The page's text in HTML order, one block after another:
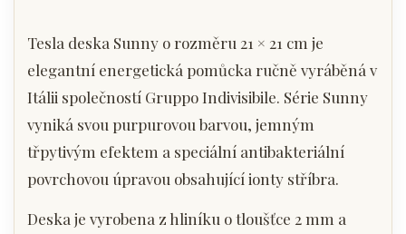
Tesla deska Sunny o rozměru 21 × 21 cm je
elegantní energetická pomůcka ručně vyráběná v
Itálii společností Gruppo Indivisibile. Série Sunny
vyniká svou purpurovou barvou, jemným
třpytivým efektem a speciální antibakteriální
povrchovou úpravou obsahující ionty stříbra.
Deska je vyrobena z hliníku o tloušťce 2 mm a